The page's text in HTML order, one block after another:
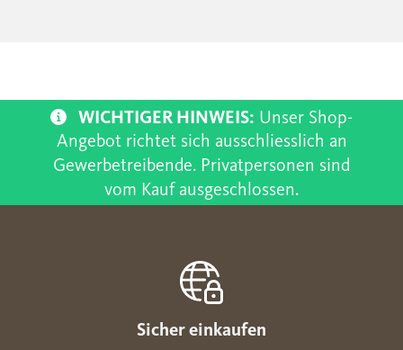
WICHTIGER HINWEIS: Unser Shop-
Angebot richtet sich ausschliesslich an
Gewerbetreibende. Privatpersonen sind
vom Kauf ausgeschlossen.
Sicher einkaufen